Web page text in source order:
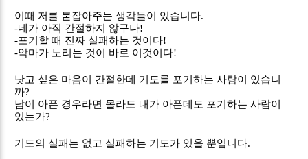
이때 저를 붙잡아주는 생각들이 있습니다.
-네가 아직 간절하지 않구나!
-포기할 때 진짜 실패하는 것이다!
-악마가 노리는 것이 바로 이것이다!
낫고 싶은 마음이 간절한데 기도를 포기하는 사람이 있습니
까?
남이 아픈 경우라면 몰라도 내가 아픈데도 포기하는 사람이
있는가?
기도의 실패는 없고 실패하는 기도가 있을 뿐입니다.